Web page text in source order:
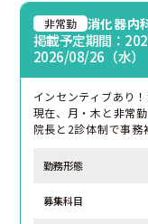
非常勤 消化器内
掲載予定期間：
2026/08/26（水
インセンティブあり
現在、月・木と非常
院長と2診体制で事務
勤務形態
募集科目